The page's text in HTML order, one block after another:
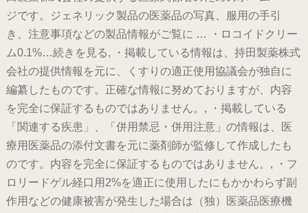
ジです。ジェネリック製品の医薬品の写真、服用の手引
き、注意事項などの製品情報がご覧に … ・ロコイドクリー
ム0.1%…続きを見る, ・掲載している情報は、持田製薬株式
会社の提供情報を元に、くすりの適正使用協議会が独自に
編纂したものです。正確な情報に努めておりますが、内容
を完全に保証するものではありません。, ・掲載している
「関連する疾患」、「併用禁忌・併用注意」の情報は、医
療用医薬品の添付文書を元に薬剤師が監修して作成したも
のです。内容を完全に保証するものではありません。, ・フ
ロリードゲル経口用2%を適正に使用したにもかかわらず副
作用などの健康被害が発生した場合は（独）医薬品医療機